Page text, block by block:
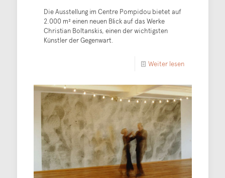
Die Ausstellung im Centre Pompidou bietet auf
2.000 m² einen neuen Blick auf das Werke
Christian Boltanskis, einen der wichtigsten
Künstler der Gegenwart.
Weiter lesen